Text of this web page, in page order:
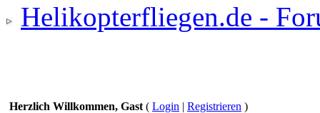
Helikopterfliegen.de -
Herzlich Willkommen, Gast ( Login | Registrieren )